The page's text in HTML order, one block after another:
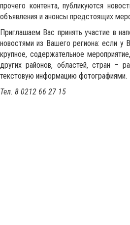
прочего контента, публикуются
объявления и анонсы предстоящих
Приглашаем Вас принять участие в
новостями из Вашего региона: если у
крупное, содержательное
других районов, областей, стран –
текстовую информацию фотографиями.
Тел. 8 0212 66 27 15